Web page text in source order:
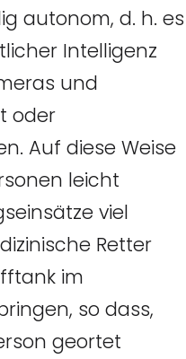
autonom, d. h. es
Intelligenz
und
oder
Auf diese Weise
leicht
viel
Retter
im
so dass,
geortet